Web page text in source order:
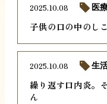
子供の口の中のし
2025.10.08 医
繰り返す口内炎。
ん
2025.10.08 生